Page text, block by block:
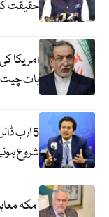
حقیقت
امریکا
بات چیت
5 ارب
شروع
‘مکہ